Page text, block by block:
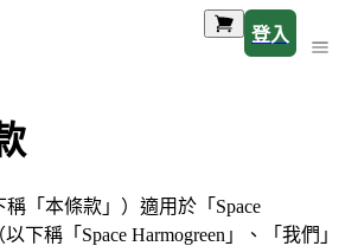
登入
「本條款」）適用於「Space
下稱「Space Harmogreen」、「我們」